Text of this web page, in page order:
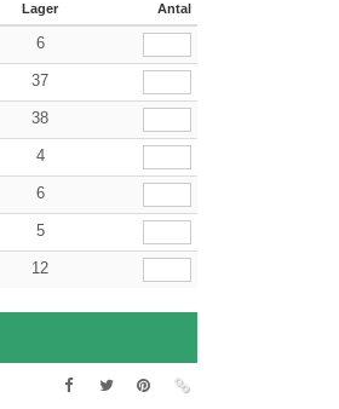
Lager Antal
6
37
38
4
6
5
12